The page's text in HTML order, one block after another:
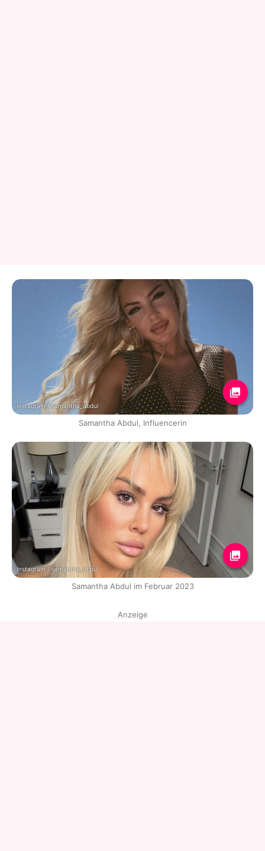
Instagram / samantha_abdul
Samantha Abdul, Influencerin
Instagram / samantha_abdul
Samantha Abdul im Februar 2023
Anzeige